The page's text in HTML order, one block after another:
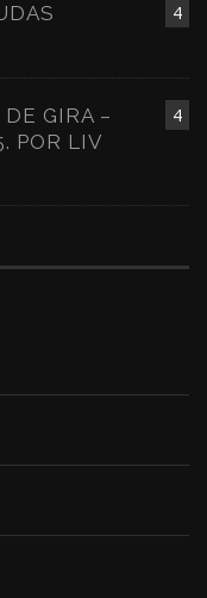
4
4
GIRA –
POR LIV